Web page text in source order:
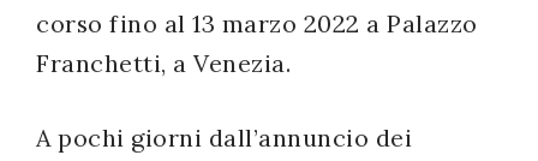
corso fino al 13 marzo 2022 a Palazzo
Franchetti, a Venezia.
A pochi giorni dall’annuncio dei